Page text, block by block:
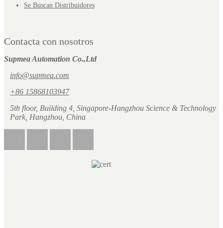
Se Buscan Distribuidores
Contacta con nosotros
Supmea Automation Co.,Ltd
info@supmea.com
+86 15868103947
5th floor, Building 4, Singapore-Hangzhou Science & Technology
Park, Hangzhou, China